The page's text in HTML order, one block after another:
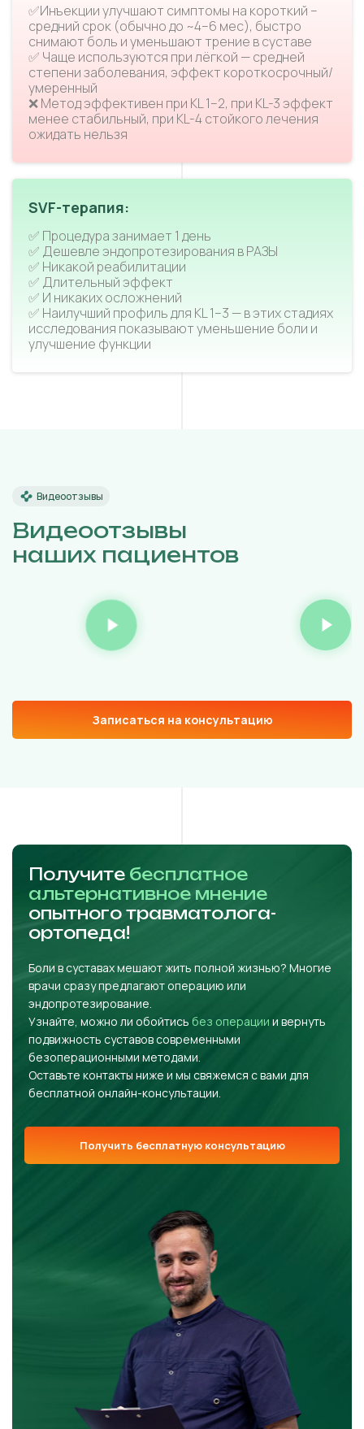
✅Инъекции улучшают симптомы на короткий –
средний срок (обычно до ~4–6 мес), быстро
снимают боль и уменьшают трение в суставе
✅ Чаще используются при лёгкой — средней
степени заболевания, эффект короткосрочный/
умеренный
❌ Метод эффективен при KL 1–2, при KL-3 эффект
менее стабильный, при KL-4 стойкого лечения
ожидать нельзя
SVF-терапия:
✅ Процедура занимает 1 день
✅ Дешевле эндопротезирования в РАЗЫ
✅ Никакой реабилитации
✅ Длительный эффект
✅ И никаких осложнений
✅ Наилучший профиль для KL 1–3 — в этих стадиях
исследования показывают уменьшение боли и
улучшение функции
Видеоотзывы
Видеоотзывы
наших пациентов
Записаться на консультацию
Получите бесплатное
альтернативное мнение
опытного травматолога-
ортопеда!
Боли в суставах мешают жить полной жизнью? Многие
врачи сразу предлагают операцию или
эндопротезирование.
Узнайте, можно ли обойтись без операции и вернуть
подвижность суставов современными
безоперационными методами.
Оставьте контакты ниже и мы свяжемся с вами для
бесплатной онлайн-консультации.
Получить бесплатную консультацию